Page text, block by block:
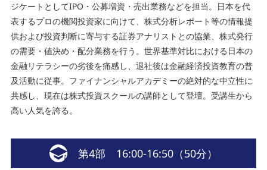
ジケートとしてIPO・公募増資・売出業務などを担当。日本を代
表するプロの機関投資家に向けて、株式分析レポート等の情報提
供および投資判断に寄与する証券アナリストとの協業、株式発行
の需要・値決め・配分業務を行う。世界基準対比における日本の
金融リテラシーの劣後を痛感し、退社後は金融経済投資教育の普
及活動に従事。ファイナンシャルアカデミーの絶対的な中立性に
共感し、現在は株式投資スクールの講師として登壇。受講生から
高い人気を誇る。
第4部 16:00-16:50（50分）